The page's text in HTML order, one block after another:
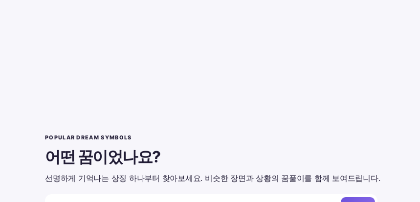
POPULAR DREAM SYMBOLS
어떤 꿈이었나요?
선명하게 기억나는 상징 하나부터 찾아보세요. 비슷한 장면과 상황의 꿈풀이를 함께 보여드립니다.